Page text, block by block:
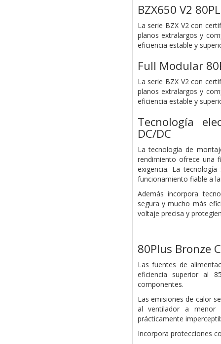
BZX650 V2
La serie BZX V2 con
planos extralargos y
eficiencia estable y
Full Modular
La serie BZX V2 con
planos extralargos y
eficiencia estable y
Tecnología
DC/DC
La tecnología de
rendimiento ofrece una
exigencia. La
funcionamiento fiable a
Además incorpora
segura y mucho más
voltaje precisa y
80Plus Bronze
Las fuentes de
eficiencia superior al
componentes.
Las emisiones de calor
al ventilador a menor
prácticamente
Incorpora protecciones